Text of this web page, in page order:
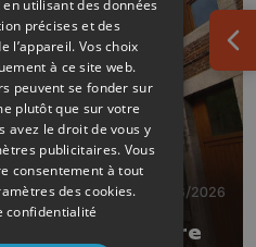
10/06/2026
Roch-en-Volière
utilisant des données
précises et des
l’appareil. Vos choix
à ce site web.
peuvent se fonder sur
plutôt que sur votre
avez le droit de vous y
publicitaires. Vous
consentement à tout
des cookies.
confidentialité